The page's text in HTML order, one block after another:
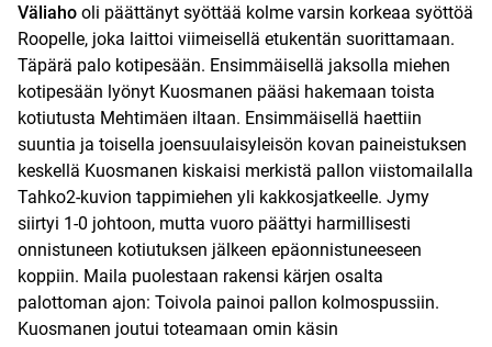
Väliaho oli päättänyt syöttää kolme varsin korkeaa syöttöä
Roopelle, joka laittoi viimeisellä etukentän suorittamaan.
Täpärä palo kotipesään. Ensimmäisellä jaksolla miehen
kotipesään lyönyt Kuosmanen pääsi hakemaan toista
kotiutusta Mehtimäen iltaan. Ensimmäisellä haettiin
suuntia ja toisella joensuulaisyleisön kovan paineistuksen
keskellä Kuosmanen kiskaisi merkistä pallon viistomailalla
Tahko2-kuvion tappimiehen yli kakkosjatkeelle. Jymy
siirtyi 1-0 johtoon, mutta vuoro päättyi harmillisesti
onnistuneen kotiutuksen jälkeen epäonnistuneeseen
koppiin. Maila puolestaan rakensi kärjen osalta
palottoman ajon: Toivola painoi pallon kolmospussiin.
Kuosmanen joutui toteamaan omin käsin